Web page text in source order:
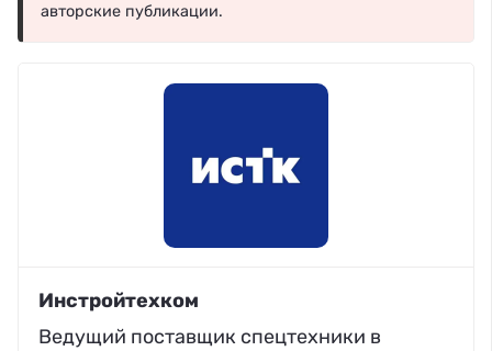
авторские публикации.
Инстройтехком
Ведущий поставщик спецтехники в